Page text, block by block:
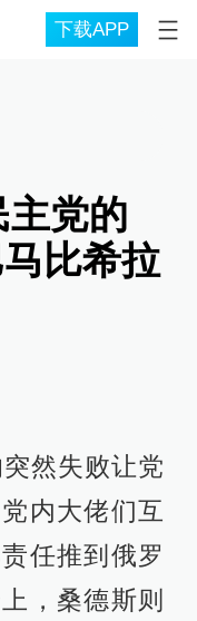
下载APP
主党的
比希拉
然失败让党
内大佬们互
任推到俄罗
，桑德斯则